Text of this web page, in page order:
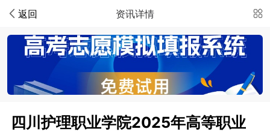
返回 资讯详情
四川护理职业学院2025年高等职业